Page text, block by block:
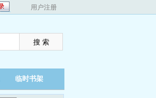
用户注册
临时书架